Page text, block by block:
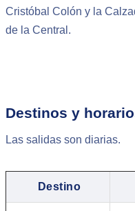
Cristóbal Colón y la
de la Central.
Destinos y
Las salidas son diarias.
Destino